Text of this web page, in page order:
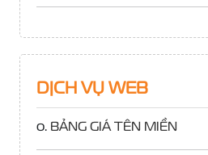
DỊCH VỤ WEB
o. BẢNG GIÁ TÊN MIỀN